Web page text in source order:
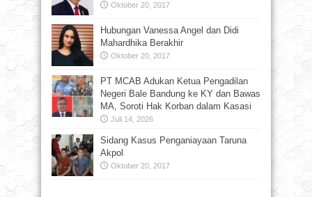
Oktober 20, 2017
Hubungan Vanessa Angel dan Didi
Mahardhika Berakhir
Oktober 20, 2017
PT MCAB Adukan Ketua Pengadilan
Negeri Bale Bandung ke KY dan Bawas
MA, Soroti Hak Korban dalam Kasasi
Juli 14, 2026
Sidang Kasus Penganiayaan Taruna
Akpol
Oktober 20, 2017